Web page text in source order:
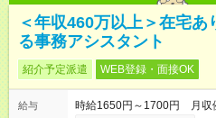
＜年収460万以上＞在宅あ
る事務アシスタント
紹介予定派遣 WEB登録・面接OK
給与
時給1650円～1700円 月収